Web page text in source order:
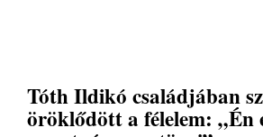
Tóth Ildikó családjában
öröklődött a félelem: „Én